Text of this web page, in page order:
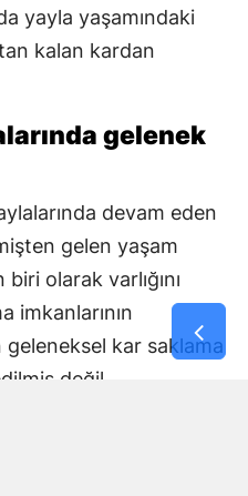
yayla yaşamındaki
kalan kardan
gelenek
devam eden
gelen yaşam
olarak varlığını
imkanlarının
geleneksel kar saklama
değil.